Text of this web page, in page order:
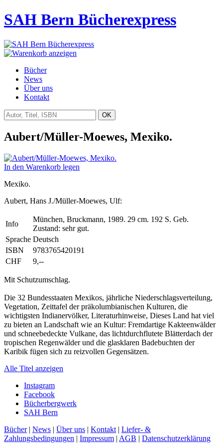
SAH Bern Bücherexpress
Bücher
News
Über uns
Kontakt
Aubert/Müller-Moewes, Mexiko.
In den Warenkorb legen
Mexiko.
Aubert, Hans J./Müller-Moewes, Ulf:
Info
München, Bruckmann, 1989. 29 cm. 192 S. Geb.
Zustand: sehr gut.
Sprache Deutsch
ISBN
9783765420191
CHF
9,--
Mit Schutzumschlag.
Die 32 Bundesstaaten Mexikos, jährliche Niederschlagsverteilung,
Vegetation, Zeittafel der präkolumbianischen Kulturen, die
wichtigsten Indianervölker, Literaturhinweise, Dieses Land hat viel
zu bieten an Landschaft wie an Kultur: Fremdartige Kakteenwälder
und schneebedeckte Vulkane, das lichtdurchflutete Blätterdach der
tropischen Regenwälder und die glasklaren Badebuchten der
Karibik fügen sich zu reizvollen Gegensätzen.
Alle Titel anzeigen
Instagram
Facebook
Bücherbergwerk
SAH Bern
Bücher| News | Über uns | Kontakt | Liefer- &
Zahlungsbedingungen | Impressum | AGB | Datenschutzerklärung